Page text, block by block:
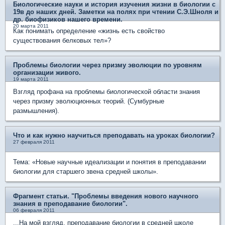
Биологические науки и история изучения жизни в биологии с
19в до наших дней. Заметки на полях при чтении С.Э.Шноля и
др. биофизиков нашего времени.
20 марта 2011
Как понимать определение «жизнь есть свойство
существования белковых тел»?
Проблемы биологии через призму эволюции по уровням
организации живого.
19 марта 2011
Взгляд профана на проблемы биологической области знания
через призму эволюционных теорий. (Сумбурные
размышления).
Что и как нужно научиться преподавать на уроках биологии?
27 февраля 2011
Тема: «Новые научные идеализации и понятия в преподавании
биологии для старшего звена средней школы».
Фрагмент статьи. "Проблемы введения нового научного
знания в преподавание биологии".
06 февраля 2011
...На мой взгляд, преподавание биологии в средней школе